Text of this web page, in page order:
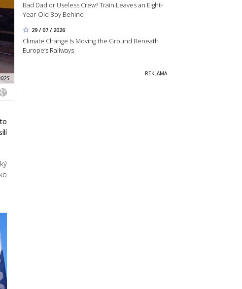
Bad Dad or Useless Crew? Train Leaves an Eight-
Year-Old Boy Behind
29 / 07 / 2026
Climate Change Is Moving the Ground Beneath
Europe’s Railways